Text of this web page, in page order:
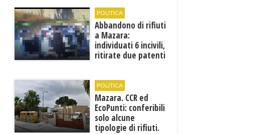
POLITICA
Abbandono di rifiuti
a Mazara:
individuati 6 incivili,
ritirate due patenti
POLITICA
Mazara. CCR ed
EcoPunti: conferibili
solo alcune
tipologie di rifiuti.